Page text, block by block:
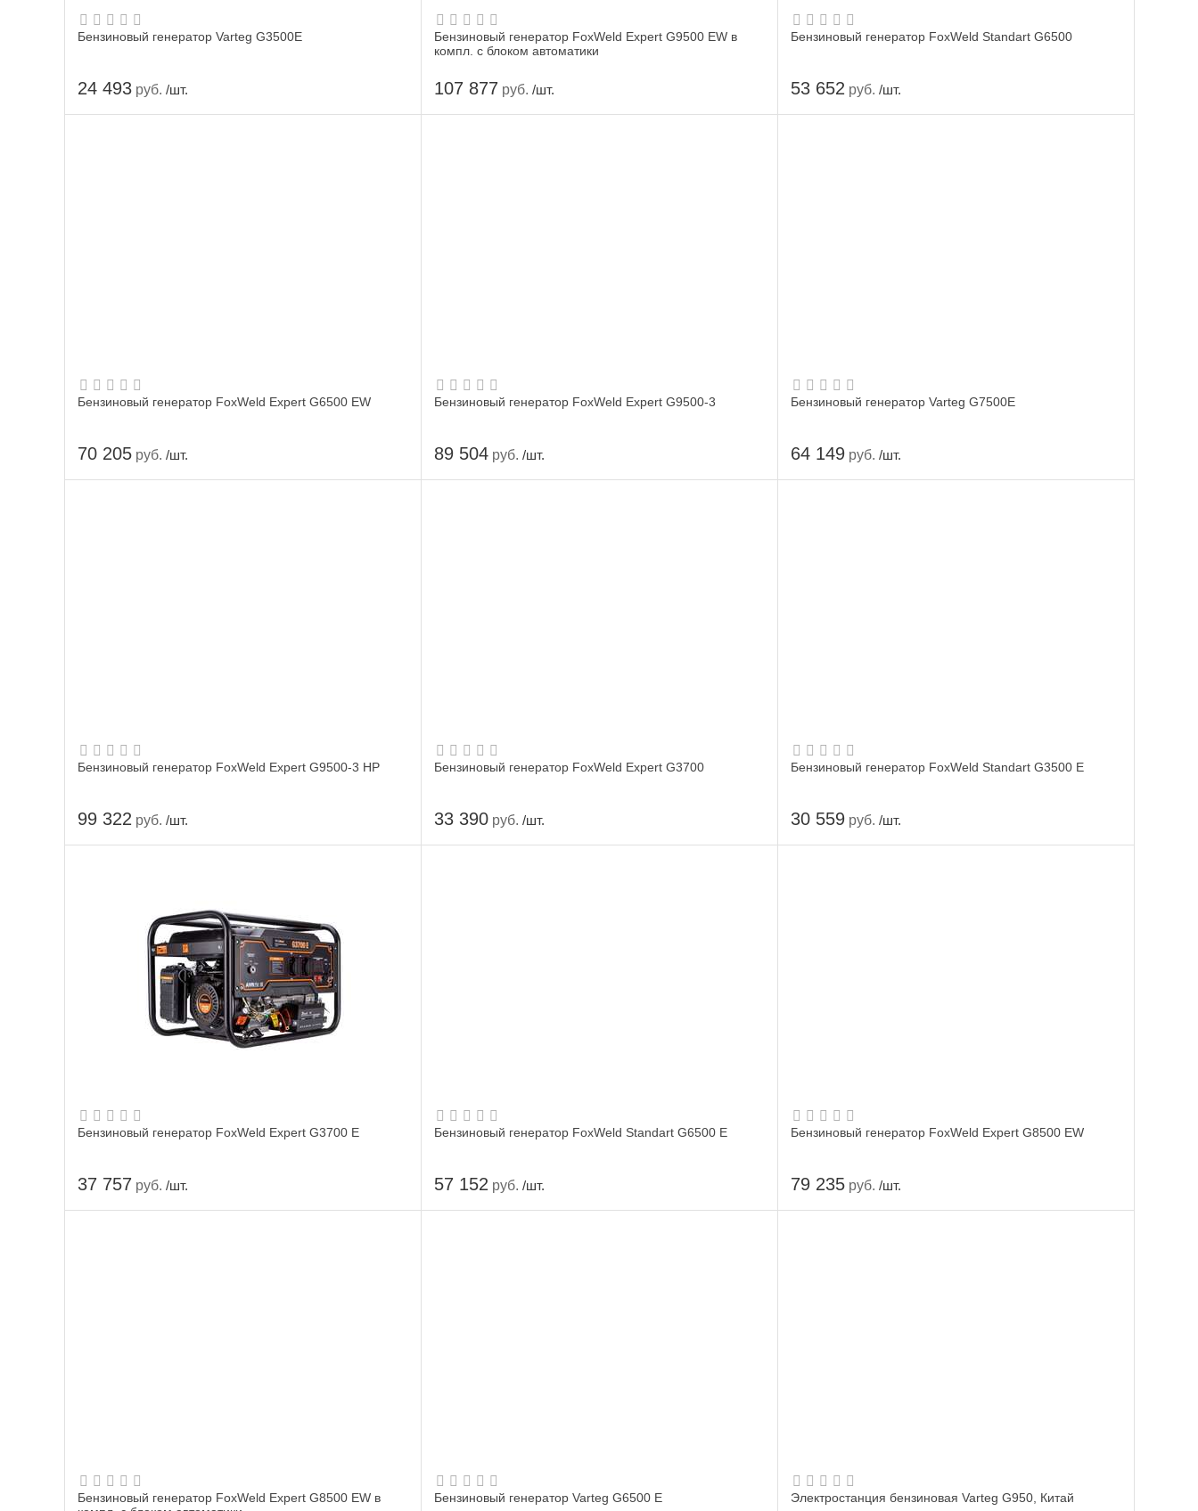
Бензиновый генератор Varteg G3500E
24 493 руб. /шт.
Бензиновый генератор FoxWeld Expert G9500 EW в
компл. с блоком автоматики
107 877 руб. /шт.
Бензиновый генератор FoxWeld Standart G6500
53 652 руб. /шт.
Бензиновый генератор FoxWeld Expert G6500 EW
70 205 руб. /шт.
Бензиновый генератор FoxWeld Expert G9500-3
89 504 руб. /шт.
Бензиновый генератор Varteg G7500E
64 149 руб. /шт.
Бензиновый генератор FoxWeld Expert G9500-3 HP
99 322 руб. /шт.
Бензиновый генератор FoxWeld Expert G3700
33 390 руб. /шт.
Бензиновый генератор FoxWeld Standart G3500 E
30 559 руб. /шт.
Бензиновый генератор FoxWeld Expert G3700 E
37 757 руб. /шт.
Бензиновый генератор FoxWeld Standart G6500 E
57 152 руб. /шт.
Бензиновый генератор FoxWeld Expert G8500 EW
79 235 руб. /шт.
Бензиновый генератор FoxWeld Expert G8500 EW в
Бензиновый генератор Varteg G6500 E Электростанция бензиновая Varteg G950, Китай